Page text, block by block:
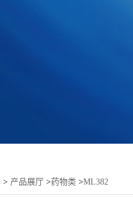
> 产品展厅 >药物类 >ML382